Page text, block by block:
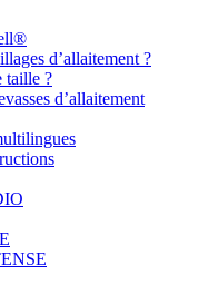
d’allaitement ?
taille ?
d’allaitement